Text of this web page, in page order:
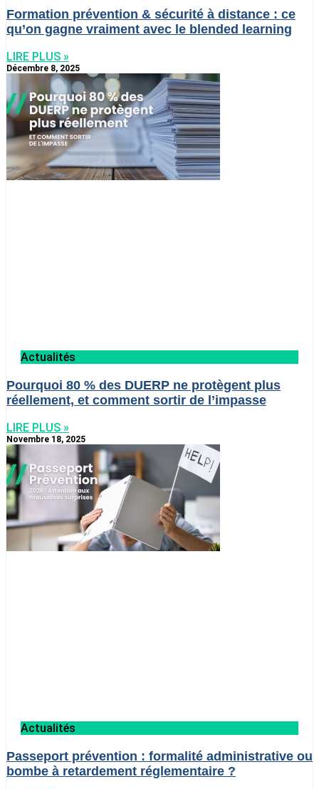
Formation prévention & sécurité à distance : ce
qu’on gagne vraiment avec le blended learning
LIRE PLUS »
Décembre 8, 2025
Actualités
Pourquoi 80 % des DUERP ne protègent plus
réellement, et comment sortir de l’impasse
LIRE PLUS »
Novembre 18, 2025
Actualités
Passeport prévention : formalité administrative ou
bombe à retardement réglementaire ?